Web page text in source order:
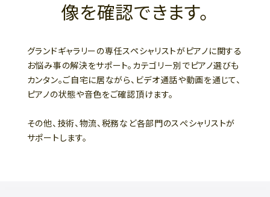
像を確認できます。
グランドギャラリーの専任スペシャリストがピアノに関する
お悩み事の解決をサポート。カテゴリー別でピアノ選びも
カンタン。ご自宅に居ながら、ビデオ通話や動画を通じて、
ピアノの状態や音色をご確認頂けます。
その他、技術、物流、税務など各部門のスぺシャリストが
サポートします。